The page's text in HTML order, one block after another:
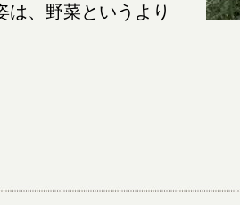
は、野菜というより